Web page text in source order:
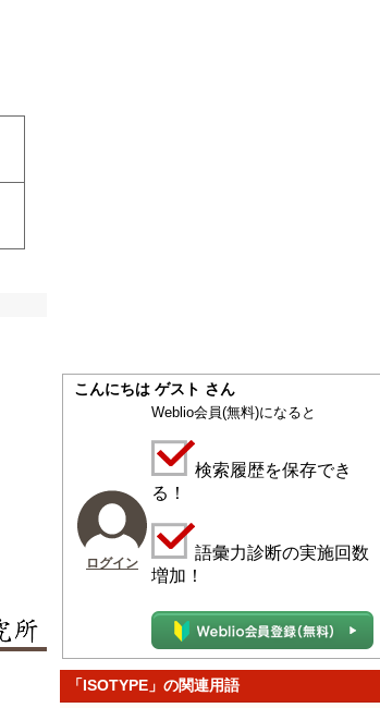
こんにちは ゲスト さん
ログイン
Weblio会員(無料)になると
検索履歴を保存でき
る！
語彙力診断の実施回数
増加！
「ISOTYPE」の関連用語